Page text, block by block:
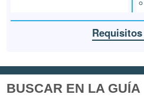
BUSCAR EN LA GUÍA